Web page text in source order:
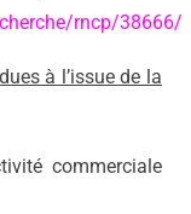
rncp/38666/
à l’issue de la
commerciale